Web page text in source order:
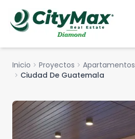
Inicio chevron_right Proyectos chevron_right Apartamentos
chevron_right Ciudad De Guatemala